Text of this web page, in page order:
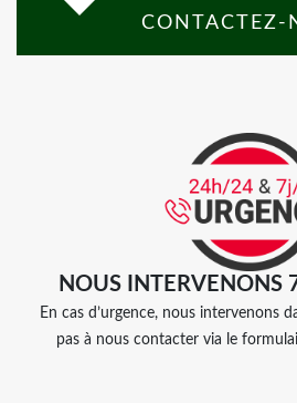
CONTACTEZ-
NOUS
En cas d’urgence, nous intervenons
pas à nous contacter via le